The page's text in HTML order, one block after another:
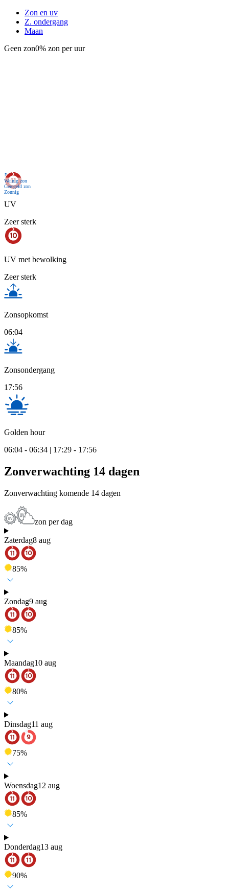
Zon en uv
Z. ondergang
Maan
Geen zon0% zon per uur
Nu
Weinig zon
Geregeld zon
Zonnig
UV
Zeer sterk
UV met bewolking
Zeer sterk
Zonsopkomst
06:04
Zonsondergang
17:56
Golden hour
06:04 - 06:34 | 17:29 - 17:56
Zonverwachting 14 dagen
Zonverwachting komende 14 dagen
zon per dag
Zaterdag8 aug
85%
Zondag9 aug
85%
Maandag10 aug
80%
Dinsdag11 aug
75%
Woensdag12 aug
85%
Donderdag13 aug
90%